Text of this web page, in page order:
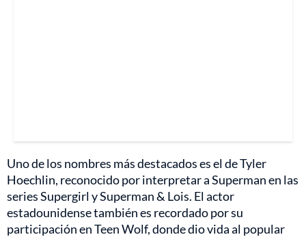
Uno de los nombres más destacados es el de Tyler
Hoechlin, reconocido por interpretar a Superman en las
series Supergirl y Superman & Lois. El actor
estadounidense también es recordado por su
participación en Teen Wolf, donde dio vida al popular